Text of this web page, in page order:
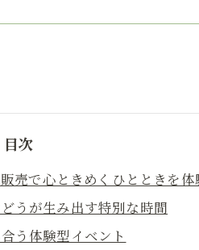
目次
売で心ときめくひとときを体
うが生み出す特別な時間
う体験型イベント